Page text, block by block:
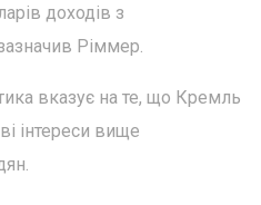
доходів з
Ріммер.
вказує на те, що Кремль
інтереси вище